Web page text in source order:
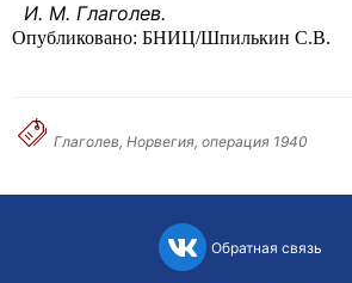
И. М. Глаголев.
Опубликовано: БНИЦ/Шпилькин С.В.
Глаголев, Норвегия, операция 1940
Обратная связь